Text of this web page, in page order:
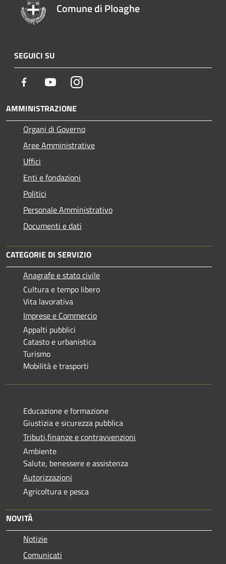
Comune di Ploaghe
SEGUICI SU
Facebook YoutubeInstagram
AMMINISTRAZIONE
Organi di Governo
Aree Amministrative
Uffici
Enti e fondazioni
Politici
Personale Amministrativo
Documenti e dati
CATEGORIE DI SERVIZIO
Anagrafe e stato civile
Cultura e tempo libero
Vita lavorativa
Imprese e Commercio
Appalti pubblici
Catasto e urbanistica
Turismo
Mobilità e trasporti
Educazione e formazione
Giustizia e sicurezza pubblica
Tributi,finanze e contravvenzioni
Ambiente
Salute, benessere e assistenza
Autorizzazioni
Agricoltura e pesca
NOVITÀ
Notizie
Comunicati